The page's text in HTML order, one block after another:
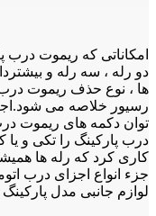
امکاناتی که ریموت درب
دو رله ، سه رله و
ها ، نوع حذف ریموت درب
رسیور خلاصه می
توان دکمه های ریموت
درب پارکینگ را تکی و
کاری کرد که رله ها
جزء انواع اجزای درب
لوازم جانبی مدل